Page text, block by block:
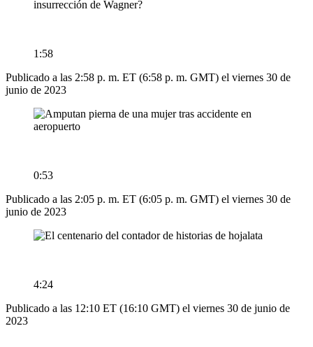
1:58
Publicado a las 2:58 p. m. ET (6:58 p. m. GMT) el viernes 30 de
junio de 2023
0:53
Publicado a las 2:05 p. m. ET (6:05 p. m. GMT) el viernes 30 de
junio de 2023
4:24
Publicado a las 12:10 ET (16:10 GMT) el viernes 30 de junio de
2023